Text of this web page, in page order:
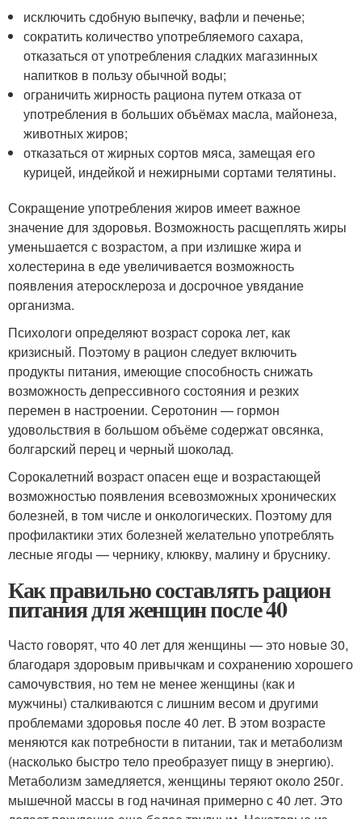
исключить сдобную выпечку, вафли и печенье;
сократить количество употребляемого сахара,
отказаться от употребления сладких магазинных
напитков в пользу обычной воды;
ограничить жирность рациона путем отказа от
употребления в больших объёмах масла, майонеза,
животных жиров;
отказаться от жирных сортов мяса, замещая его
курицей, индейкой и нежирными сортами телятины.
Сокращение употребления жиров имеет важное
значение для здоровья. Возможность расщеплять жиры
уменьшается с возрастом, а при излишке жира и
холестерина в еде увеличивается возможность
появления атеросклероза и досрочное увядание
организма.
Психологи определяют возраст сорока лет, как
кризисный. Поэтому в рацион следует включить
продукты питания, имеющие способность снижать
возможность депрессивного состояния и резких
перемен в настроении. Серотонин — гормон
удовольствия в большом объёме содержат овсянка,
болгарский перец и черный шоколад.
Сорокалетний возраст опасен еще и возрастающей
возможностью появления всевозможных хронических
болезней, в том числе и онкологических. Поэтому для
профилактики этих болезней желательно употреблять
лесные ягоды — чернику, клюкву, малину и бруснику.
Как правильно составлять рацион
питания для женщин после 40
Часто говорят, что 40 лет для женщины — это новые 30,
благодаря здоровым привычкам и сохранению хорошего
самочувствия, но тем не менее женщины (как и
мужчины) сталкиваются с лишним весом и другими
проблемами здоровья после 40 лет. В этом возрасте
меняются как потребности в питании, так и метаболизм
(насколько быстро тело преобразует пищу в энергию).
Метаболизм замедляется, женщины теряют около 250г.
мышечной массы в год начиная примерно с 40 лет. Это